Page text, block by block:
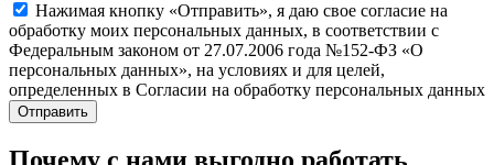
Нажимая кнопку «Отправить», я даю свое согласие на
обработку моих персональных данных, в соответствии с
Федеральным законом от 27.07.2006 года №152-ФЗ «О
персональных данных», на условиях и для целей,
определенных в Согласии на обработку персональных данных